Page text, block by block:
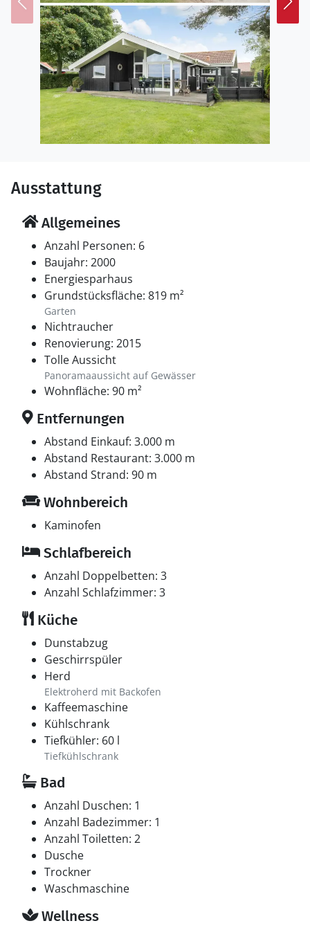
Naturwissenschaft und Technik konzentriert und für
alle Altersgruppen interessante Entdeckungen
bereithält.
Ausstattung
Allgemeines
Anzahl Personen: 6
Baujahr: 2000
Energiesparhaus
Grundstücksfläche: 819 m²
Garten
Nichtraucher
Renovierung: 2015
Tolle Aussicht
Panoramaaussicht auf Gewässer
Wohnfläche: 90 m²
Entfernungen
Abstand Einkauf: 3.000 m
Abstand Restaurant: 3.000 m
Abstand Strand: 90 m
Wohnbereich
Kaminofen
Schlafbereich
Anzahl Doppelbetten: 3
Anzahl Schlafzimmer: 3
Küche
Dunstabzug
Geschirrspüler
Herd
Elektroherd mit Backofen
Kaffeemaschine
Kühlschrank
Tiefkühler: 60 l
Tiefkühlschrank
Bad
Anzahl Duschen: 1
Anzahl Badezimmer: 1
Anzahl Toiletten: 2
Dusche
Trockner
Waschmaschine
Wellness